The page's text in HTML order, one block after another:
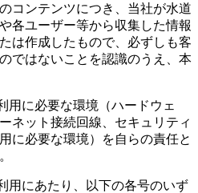
コンテンツにつき、当社が水道
各ユーザー等から収集した情報
は作成したもので、必ずしも客
ではないことを認識のうえ、本
用に必要な環境（ハードウェ
ネット接続回線、セキュリティ
に必要な環境）を自らの責任と
用にあたり、以下の各号のいず